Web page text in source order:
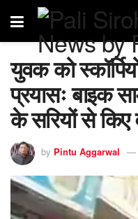
युवक को
प्रयासः बाइक
के सरियों से किए
by Pintu Aggarwal